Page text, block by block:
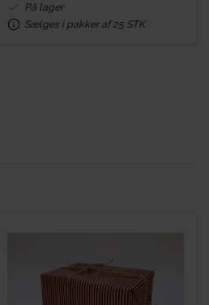
På lager
Sælges i pakker af 25 STK